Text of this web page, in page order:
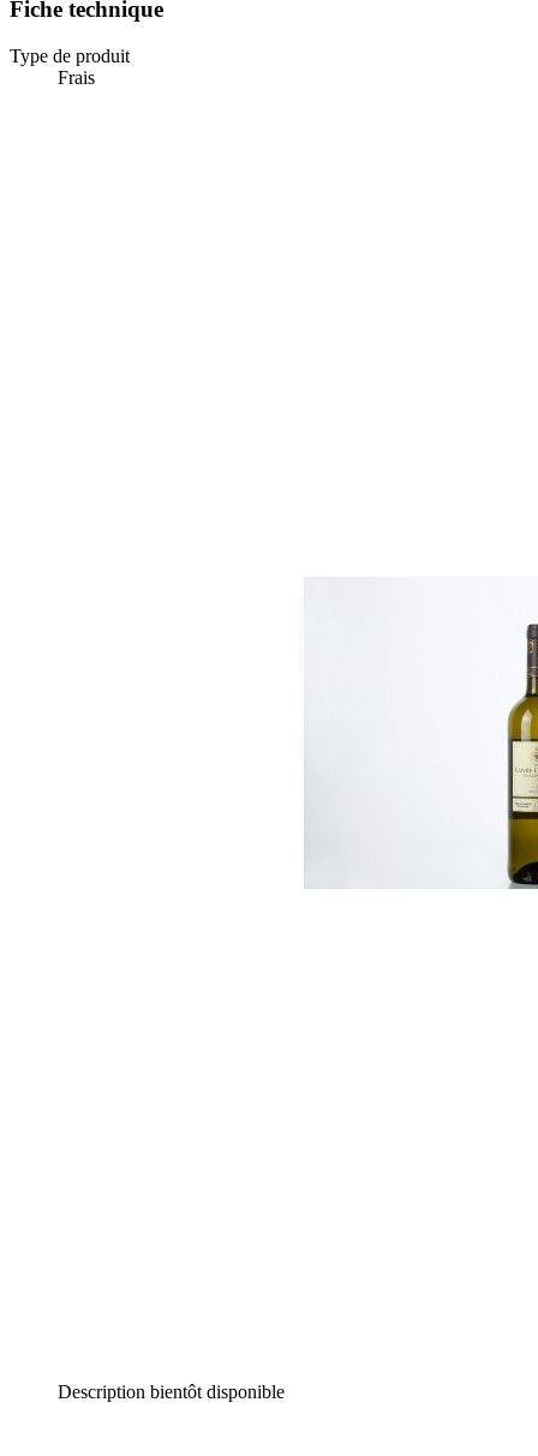
Fiche technique
Type de produit
Frais
Description bientôt disponible